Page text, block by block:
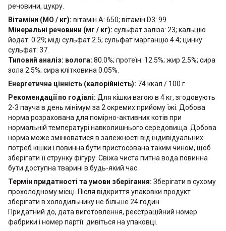
речовини, цукру.
Вітаміни (МО / кг): вітамін А: 650; вітамін D3: 99
Мінеральні речовини (мг / кг): сульфат заліза: 23; кальцію
йодат: 0.29; міді сульфат 2.5; сульфат марганцю 4.4; цинку
сульфат: 37.
Типовий аналіз: волога: 80.0%; протеїн: 12.5%; жир 2.5%; сира
зола 2.5%; сира клітковина 0.05%.
Енергетична цінність (калорійність): 74 ккал / 100 г
Рекомендації по годівлі: Для кішки вагою в 4 кг, згодовують
2-3 пауча в день мінімум за 2 окремих прийому їжі. Добова
норма розрахована для помірно-активних котів при
нормальній температурі навколишнього середовища. Добова
норма може змінюватися в залежності від індивідуальних
потреб кішки і повинна бути пристосована таким чином, щоб
зберігати її струнку фігуру. Свіжа чиста питна вода повинна
бути доступна тварині в будь-який час.
Термін придатності та умови зберігання: Зберігати в сухому
прохолодному місці. Після відкриття упаковки продукт
зберігати в холодильнику не більше 24 годин.
Придатний до, дата виготовлення, реєстраційний номер
фабрики і номер партії: дивіться на упаковці.